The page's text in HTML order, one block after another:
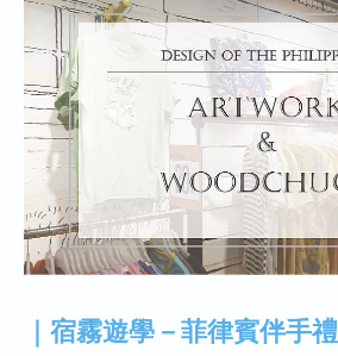
｜宿霧遊學－來Ayala
牌吧！
Island souvenirs
ARTWORK
WOODCHUCK
｜我想了解宿霧遊學代辦
怎麼辦呢?
｜宿霧遊學－菲律賓伴手